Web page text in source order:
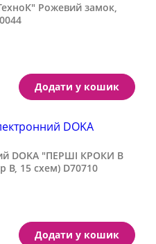
Рожевий замок,
Додати у кошик
DOKA "ПЕРШІ КРОКИ В
В, 15 схем) D70710
Додати у кошик